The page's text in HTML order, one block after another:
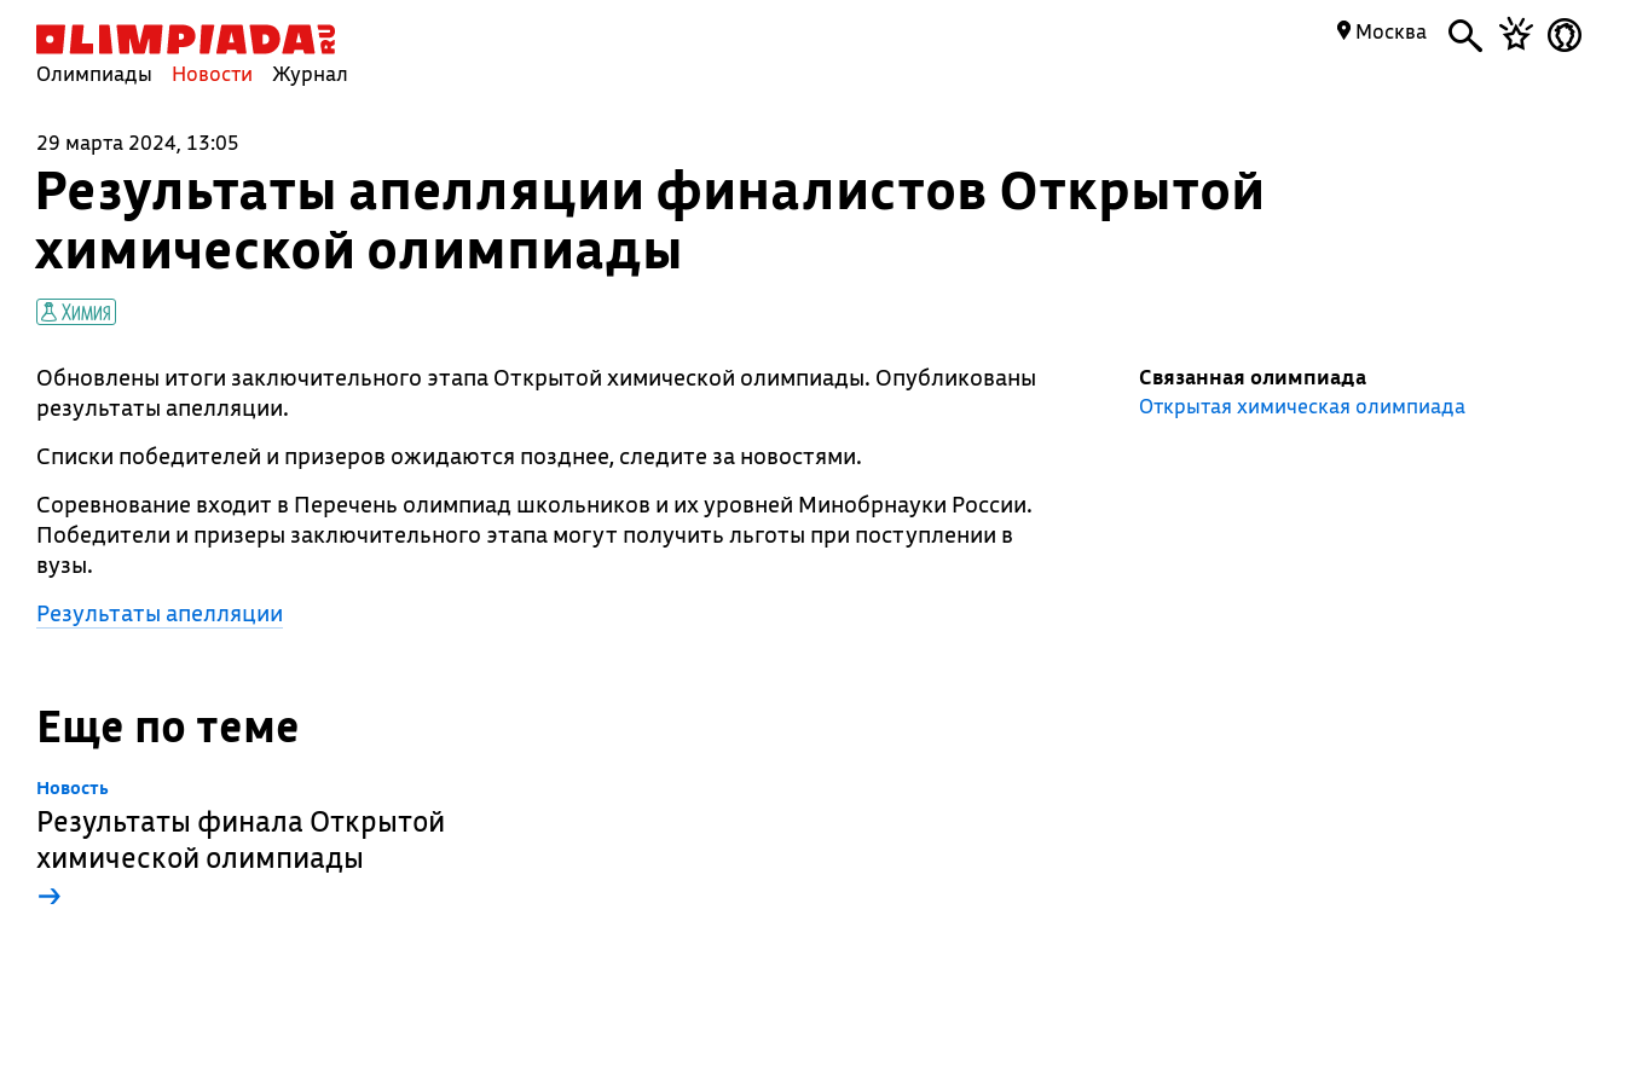
Олимпиады Новости Журнал
Москва
29 марта 2024, 13:05
Результаты апелляции финалистов Открытой
химической олимпиады
Химия
Обновлены итоги заключительного этапа Открытой химической олимпиады. Опубликованы
результаты апелляции.
Списки победителей и призеров ожидаются позднее, следите за новостями.
Соревнование входит в Перечень олимпиад школьников и их уровней Минобрнауки России.
Победители и призеры заключительного этапа могут получить льготы при поступлении в
вузы.
Результаты апелляции
Связанная олимпиада
Открытая химическая олимпиада
Еще по теме
Новость
Результаты финала Открытой
химической олимпиады
→